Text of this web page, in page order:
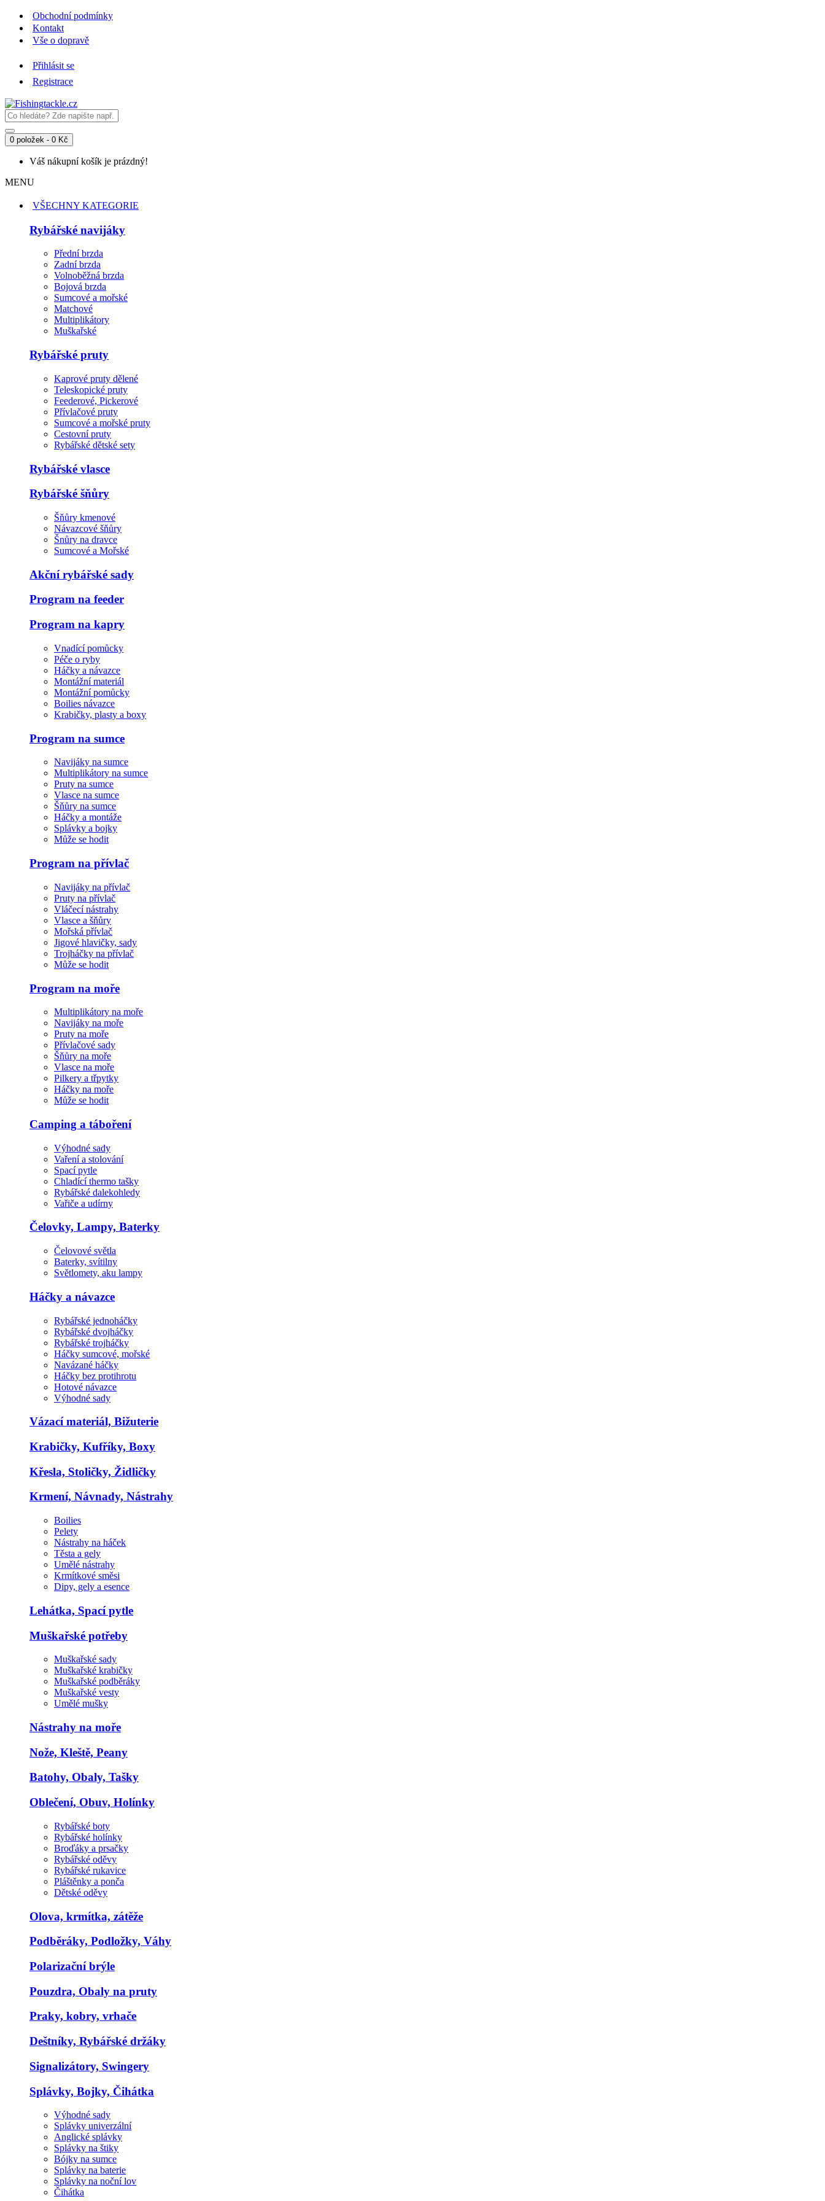
Obchodní podmínky
Kontakt
Vše o dopravě
Přihlásit se
Registrace
0 položek - 0 Kč
Váš nákupní košík je prázdný!
MENU
VŠECHNY KATEGORIE
Rybářské navijáky
Přední brzda
Zadní brzda
Volnoběžná brzda
Bojová brzda
Sumcové a mořské
Matchové
Multiplikátory
Muškařské
Rybářské pruty
Kaprové pruty dělené
Teleskopické pruty
Feederové, Pickerové
Přívlačové pruty
Sumcové a mořské pruty
Cestovní pruty
Rybářské dětské sety
Rybářské vlasce
Rybářské šňůry
Šňůry kmenové
Návazcové šňůry
Šnůry na dravce
Sumcové a Mořské
Akční rybářské sady
Program na feeder
Program na kapry
Vnadící pomůcky
Péče o ryby
Háčky a návazce
Montážní materiál
Montážní pomůcky
Boilies návazce
Krabičky, plasty a boxy
Program na sumce
Navijáky na sumce
Multiplikátory na sumce
Pruty na sumce
Vlasce na sumce
Šňůry na sumce
Háčky a montáže
Splávky a bojky
Může se hodit
Program na přívlač
Navijáky na přívlač
Pruty na přívlač
Vláčecí nástrahy
Vlasce a šňůry
Mořská přívlač
Jigové hlavičky, sady
Trojháčky na přívlač
Může se hodit
Program na moře
Multiplikátory na moře
Navijáky na moře
Pruty na moře
Přívlačové sady
Šňůry na moře
Vlasce na moře
Pilkery a třpytky
Háčky na moře
Může se hodit
Camping a táboření
Výhodné sady
Vaření a stolování
Spací pytle
Chladící thermo tašky
Rybářské dalekohledy
Vařiče a udírny
Čelovky, Lampy, Baterky
Čelovové světla
Baterky, svítilny
Světlomety, aku lampy
Háčky a návazce
Rybářské jednoháčky
Rybářské dvojháčky
Rybářské trojháčky
Háčky sumcové, mořské
Navázané háčky
Háčky bez protihrotu
Hotové návazce
Výhodné sady
Vázací materiál, Bižuterie
Krabičky, Kufříky, Boxy
Křesla, Stoličky, Židličky
Krmení, Návnady, Nástrahy
Boilies
Pelety
Nástrahy na háček
Těsta a gely
Umělé nástrahy
Krmítkové směsi
Dipy, gely a esence
Lehátka, Spací pytle
Muškařské potřeby
Muškařské sady
Muškařské krabičky
Muškařské podběráky
Muškařské vesty
Umělé mušky
Nástrahy na moře
Nože, Kleště, Peany
Batohy, Obaly, Tašky
Oblečení, Obuv, Holínky
Rybářské boty
Rybářské holínky
Broďáky a prsačky
Rybářské oděvy
Rybářské rukavice
Pláštěnky a ponča
Dětské oděvy
Olova, krmítka, zátěže
Podběráky, Podložky, Váhy
Polarizační brýle
Pouzdra, Obaly na pruty
Praky, kobry, vrhače
Deštníky, Rybářské držáky
Signalizátory, Swingery
Splávky, Bojky, Čihátka
Výhodné sady
Splávky univerzální
Anglické splávky
Splávky na štiky
Bójky na sumce
Splávky na baterie
Splávky na noční lov
Čihátka